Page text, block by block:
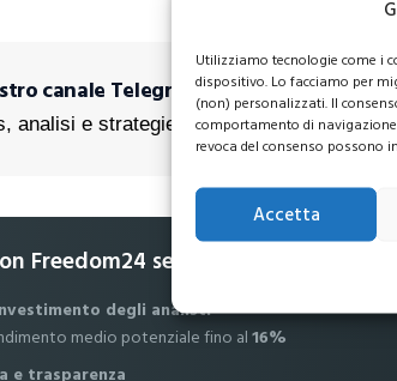
Utilizziamo tecnologie come i
dispositivo. Lo facciamo per
(non) personalizzati. Il
comportamento di
revoca del consenso possono
Accetta
canale Telegram!
analisi e strategie esclusive per i tuoi
Freedom24 senza commissioni
degli analisti
medio potenziale fino al16%
e trasparenza